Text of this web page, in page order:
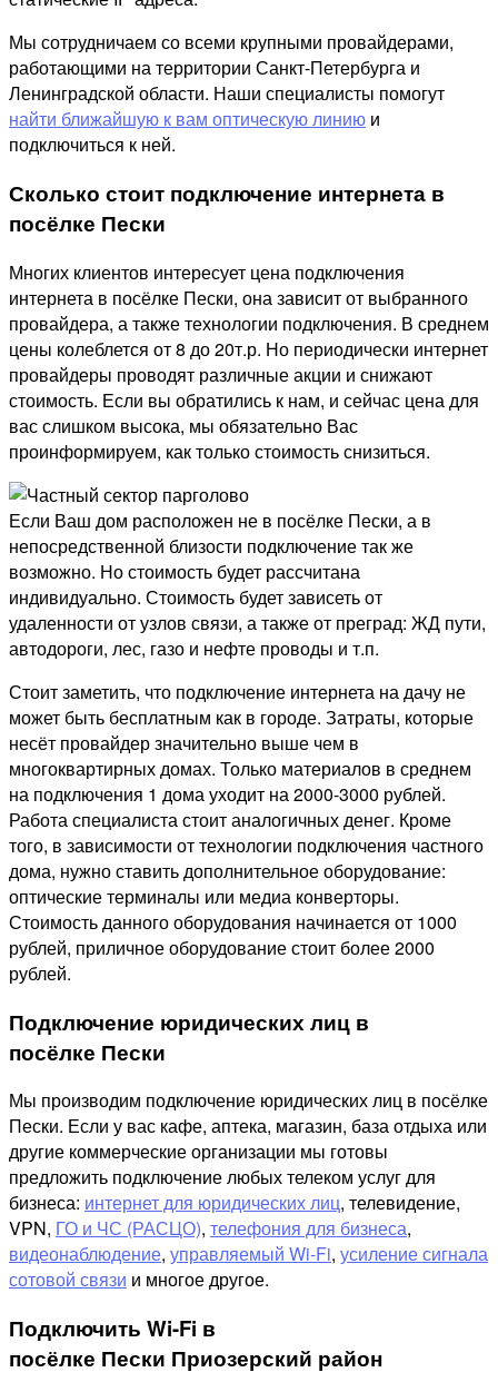
Мы сотрудничаем со всеми крупными провайдерами,
работающими на территории Санкт-Петербурга и
Ленинградской области. Наши специалисты помогут
найти ближайшую к вам оптическую линию и
подключиться к ней.
Сколько стоит подключение интернета в
посёлке Пески
Многих клиентов интересует цена подключения
интернета в посёлке Пески, она зависит от выбранного
провайдера, а также технологии подключения. В среднем
цены колеблется от 8 до 20т.р. Но периодически интернет
провайдеры проводят различные акции и снижают
стоимость. Если вы обратились к нам, и сейчас цена для
вас слишком высока, мы обязательно Вас
проинформируем, как только стоимость снизиться.
Если Ваш дом расположен не в посёлке Пески, а в
непосредственной близости подключение так же
возможно. Но стоимость будет рассчитана
индивидуально. Стоимость будет зависеть от
удаленности от узлов связи, а также от преград: ЖД пути,
автодороги, лес, газо и нефте проводы и т.п.
Стоит заметить, что подключение интернета на дачу не
может быть бесплатным как в городе. Затраты, которые
несёт провайдер значительно выше чем в
многоквартирных домах. Только материалов в среднем
на подключения 1 дома уходит на 2000-3000 рублей.
Работа специалиста стоит аналогичных денег. Кроме
того, в зависимости от технологии подключения частного
дома, нужно ставить дополнительное оборудование:
оптические терминалы или медиа конверторы.
Стоимость данного оборудования начинается от 1000
рублей, приличное оборудование стоит более 2000
рублей.
Подключение юридических лиц в
посёлке Пески
Мы производим подключение юридических лиц в посёлке
Пески. Если у вас кафе, аптека, магазин, база отдыха или
другие коммерческие организации мы готовы
предложить подключение любых телеком услуг для
бизнеса: интернет для юридических лиц, телевидение,
VPN, ГО и ЧС (РАСЦО), телефония для бизнеса,
видеонаблюдение, управляемый Wi-Fi, усиление сигнала
сотовой связи и многое другое.
Подключить Wi-Fi в
посёлке Пески Приозерский район